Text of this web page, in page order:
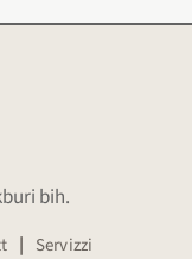
bih.
| Servizzi